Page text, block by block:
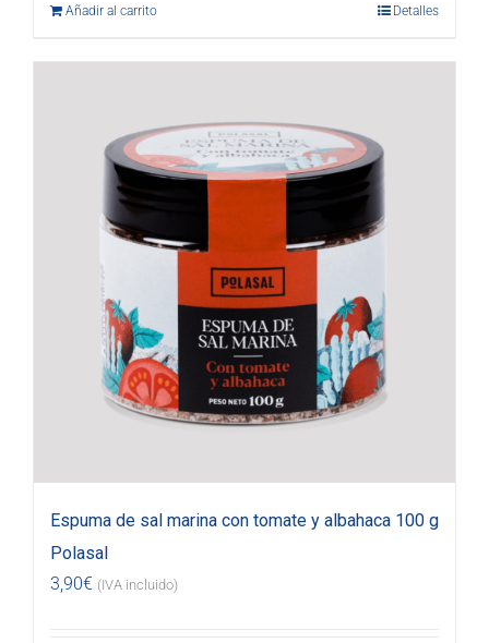
Añadir al carrito Detalles
Espuma de sal marina con tomate y albahaca 100 g
Polasal
3,90€ (IVA incluido)